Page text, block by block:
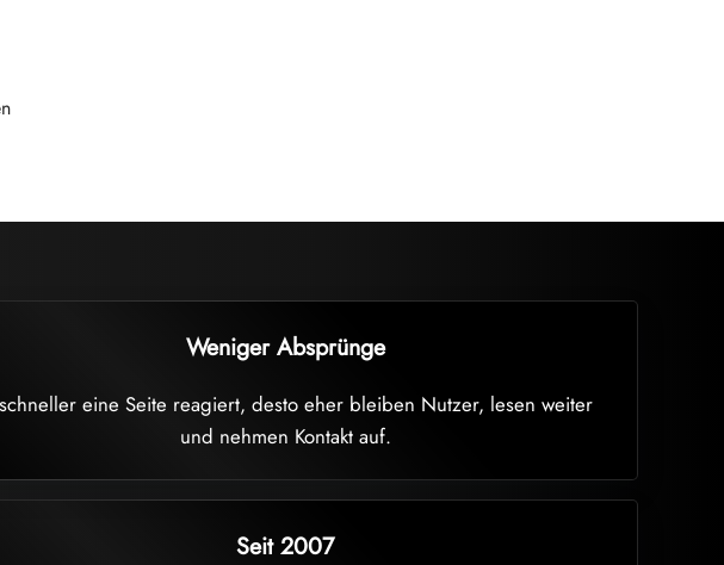
Weniger Absprünge
eine Seite reagiert, desto eher bleiben Nutzer, lesen weiter
und nehmen Kontakt auf.
Seit 2007